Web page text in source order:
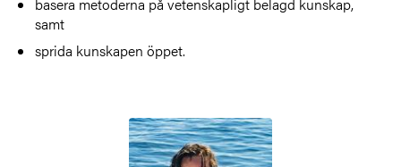
samt
sprida kunskapen öppet.
Bild